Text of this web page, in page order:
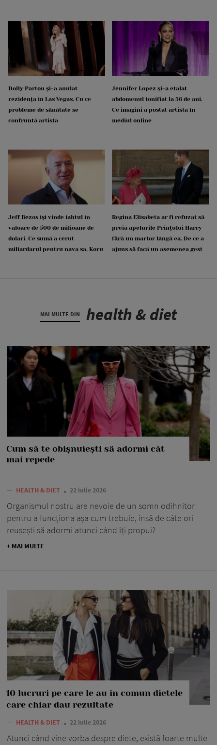
Dolly Parton și-a anulat
rezidența în Las Vegas. Cu ce
probleme de sănătate se
confruntă artista
Jennifer Lopez și-a etalat
abdomenul tonifiat la 56 de ani.
Ce imagini a postat artista în
mediul online
Jeff Bezos își vinde iahtul în
valoare de 500 de milioane de
dolari. Ce sumă a cerut
miliardarul pentru nava sa, Koru
Regina Elisabeta ar fi refuzat să
preia apelurile Prințului Harry
fără un martor lângă ea. De ce a
ajuns să facă un asemenea gest
MAI MULTE DIN health & diet
Cum să te obișnuiești să adormi cât
mai repede
— HEALTH & DIET 22 iulie 2026
Organismul nostru are nevoie de un somn odihnitor
pentru a funcționa așa cum trebuie, însă de câte ori
reușești să adormi atunci când îți propui?
+ MAI MULTE
10 lucruri pe care le au în comun dietele
care chiar dau rezultate
— HEALTH & DIET 22 iulie 2026
Atunci când vine vorba despre diete, există foarte multe